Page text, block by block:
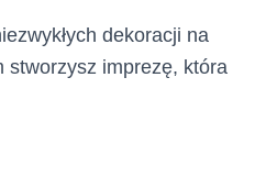
dekoracji na
stworzysz imprezę, która